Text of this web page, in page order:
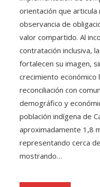
orientación que
observancia de
valor compartido. Al
contratación inclusiva,
fortalecen su imagen,
crecimiento económico
reconciliación con
demográfico y
población indígena de
aproximadamente 1,8
representando cerca
mostrando…